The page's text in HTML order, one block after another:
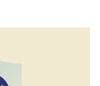
되는 것은 무엇인가?